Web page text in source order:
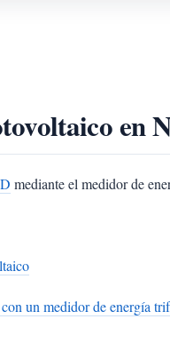
en
mediante el medidor de
un medidor de energía